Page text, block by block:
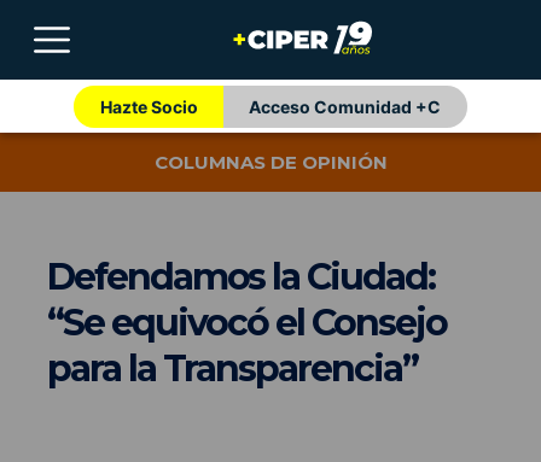
Hazte Socio Acceso Comunidad +C
COLUMNAS DE OPINIÓN
Defendamos la Ciudad:
“Se equivocó el Consejo
para la Transparencia”